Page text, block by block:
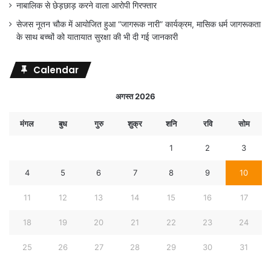
नाबालिक से छेड़छाड़ करने वाला आरोपी गिरफ्तार
सेजस नूतन चौक में आयोजित हुआ “जागरूक नारी” कार्यक्रम, मासिक धर्म जागरूकता
के साथ बच्चों को यातायात सुरक्षा की भी दी गई जानकारी
Calendar
अगस्त 2026
मंगल बुध गुरु शुक्र शनि रवि सोम
1 2 3
4 5 6 7 8 9 10
11 12 13 14 15 16 17
18 19 20 21 22 23 24
25 26 27 28 29 30 31